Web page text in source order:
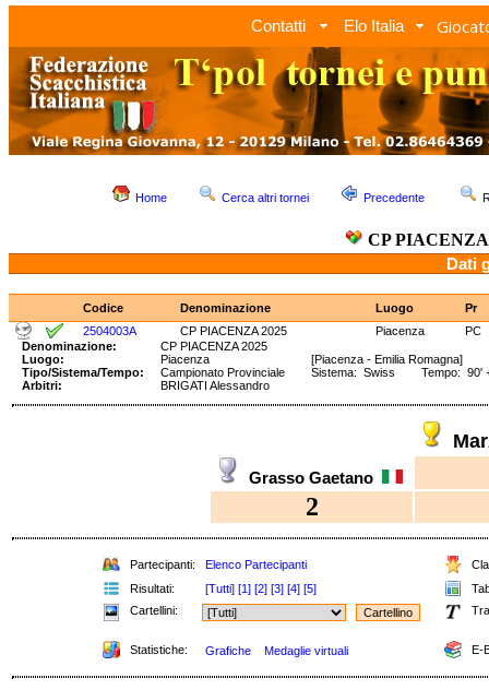
Contatti Elo Italia
Home Cerca altri tornei Precedente
CP PIACENZA
Dati
Codice Denominazione Luogo
Pr
2504003A
CP PIACENZA 2025 Piacenza
PC
Denominazione:
CP PIACENZA 2025
Luogo:
Piacenza
[Piacenza - Emilia Romagna]
Tipo/Sistema/Tempo:
Campionato Provinciale Sistema: Swiss Tempo: 90' +
Arbitri:
BRIGATI Alessandro
Grasso Gaetano
2
Partecipanti: Elenco Partecipanti
Risultati:
[Tutti] [1] [2] [3] [4] [5]
Cartellini:
Statistiche: Grafiche Medaglie virtuali E-